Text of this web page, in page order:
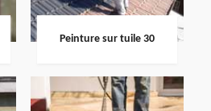
Peinture sur tuile 30